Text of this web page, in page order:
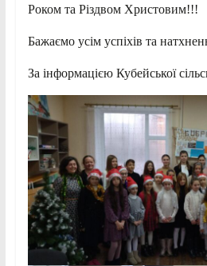
Роком та Різдвом Христовим!!!
Бажаємо усім успіхів та
За інформацією Кубейської